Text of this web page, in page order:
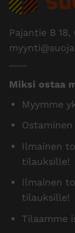
Pajantie B
Miksi ostaa
Myymme
Ilmainen
tilauksille!
Ilmainen
tilauksille!
Tilaamme